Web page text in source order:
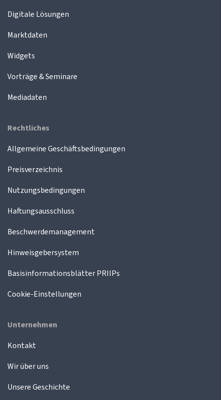
Digitale Lösungen
Marktdaten
Widgets
Vorträge & Seminare
Mediadaten
Rechtliches
Allgemeine Geschäftsbedingungen
Preisverzeichnis
Nutzungsbedingungen
Haftungsausschluss
Beschwerdemanagement
Hinweisgebersystem
Basisinformationsblätter PRIIPs
Cookie-Einstellungen
Unternehmen
Kontakt
Wir über uns
Unsere Geschichte